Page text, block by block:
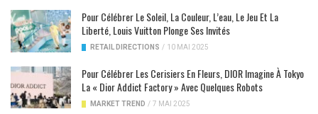
Pour Célébrer Le Soleil, La Couleur, L’eau, Le Jeu Et La
Liberté, Louis Vuitton Plonge Ses Invités
RETAIL DIRECTIONS / 10 MAI 2025
Pour Célébrer Les Cerisiers En Fleurs, DIOR Imagine À Tokyo
La « Dior Addict Factory » Avec Quelques Robots
MARKET TREND / 7 MAI 2025